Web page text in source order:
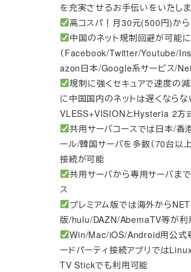
を充実させるお手伝いをいたしま
高コスパ！月30元(500円)から
中国のネット規制回避が可能に
（Facebook/Twitter/Youtube/
azon日本/Google系サービス/
規制に強くセキュアで速度の
に中国国内のネットは遅くなら
VLESS+VISIONとHysteria 2方
共用サーバコースでは日本/香
ール/韓国サーバを多数（70台以
接続が可能
共用サーバから専用サーバま
ス
プレミアム版では海外から
版/hulu/DAZN/AbemaTV等が利
Win/Mac/iOS/Android用公式
ードパーティ接続アプリでは
TV Stickでも利用可能